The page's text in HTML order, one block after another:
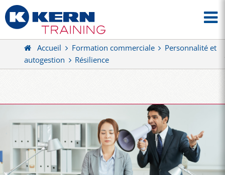
Accueil Formation commerciale
Personnalité et
autogestion
Résilience